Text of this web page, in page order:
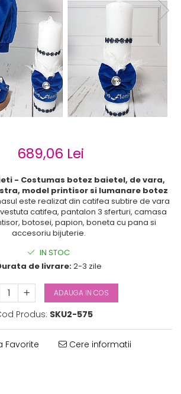
lant
689,06 Lei
- Costumas botez baietel, de vara,
model printisor si lumanare botez
este realizat din catifea subtire de vara
catifea, pantalon 3 sferturi, camasa
botosei, papion, boneta cu pana si
accesoriu bijuterie.
IN STOC
de livrare:2-3 zile
ADAUGA IN COS
Produs: SKU2-575
Favorite Cere informatii